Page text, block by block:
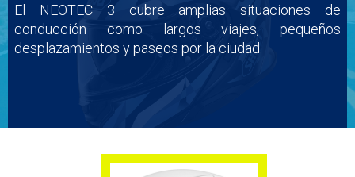
El NEOTEC 3 cubre amplias situaciones de
conducción como largos viajes, pequeños
desplazamientos y paseos por la ciudad.